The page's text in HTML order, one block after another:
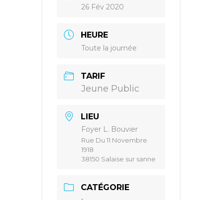
26 Fév 2020
HEURE
Toute la journée
TARIF
Jeune Public
LIEU
Foyer L. Bouvier
Rue Du 11 Novembre
1918
38150 Salaise sur sanne
CATÉGORIE